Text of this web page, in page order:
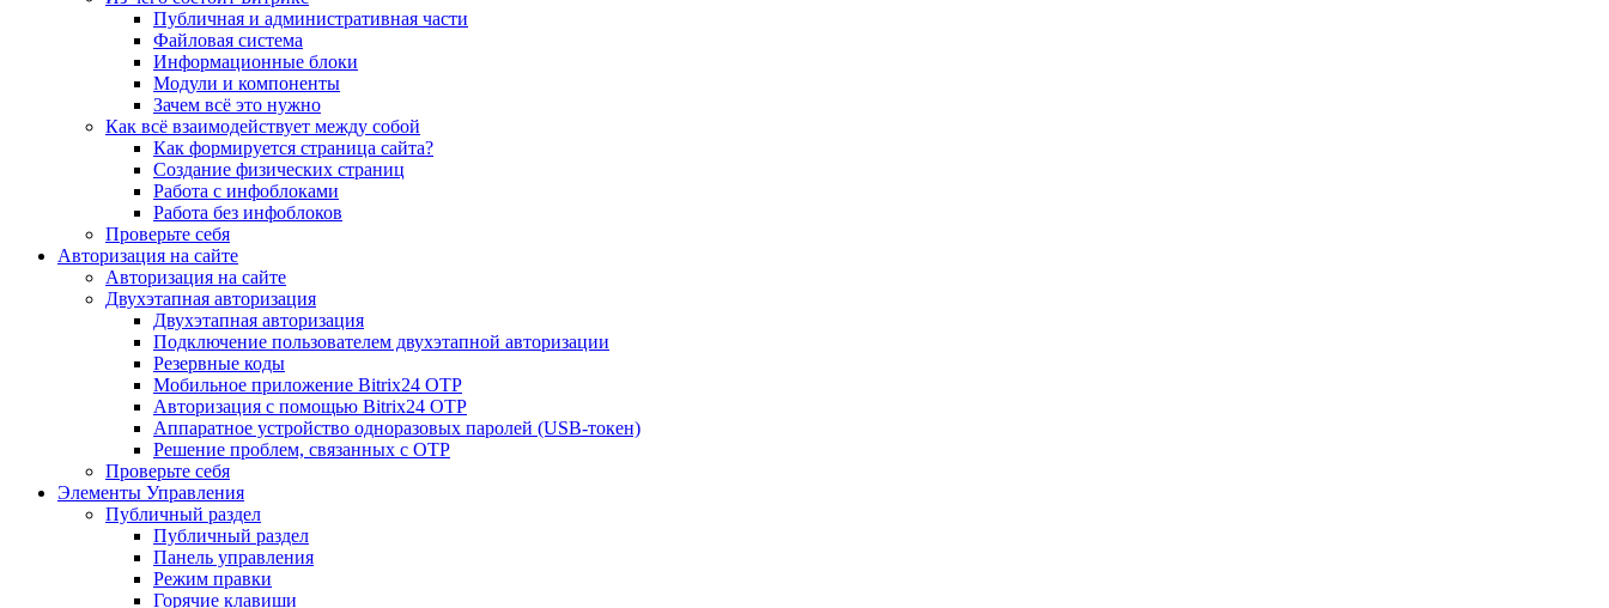
Публичная и административная части
Файловая система
Информационные блоки
Модули и компоненты
Зачем всё это нужно
Как всё взаимодействует между собой
Как формируется страница сайта?
Создание физических страниц
Работа с инфоблоками
Работа без инфоблоков
Проверьте себя
Авторизация на сайте
Авторизация на сайте
Двухэтапная авторизация
Двухэтапная авторизация
Подключение пользователем двухэтапной авторизации
Резервные коды
Мобильное приложение Bitrix24 OTP
Авторизация с помощью Bitrix24 OTP
Аппаратное устройство одноразовых паролей (USB-токен)
Решение проблем, связанных с OTP
Проверьте себя
Элементы Управления
Публичный раздел
Публичный раздел
Панель управления
Режим правки
Горячие клавиши